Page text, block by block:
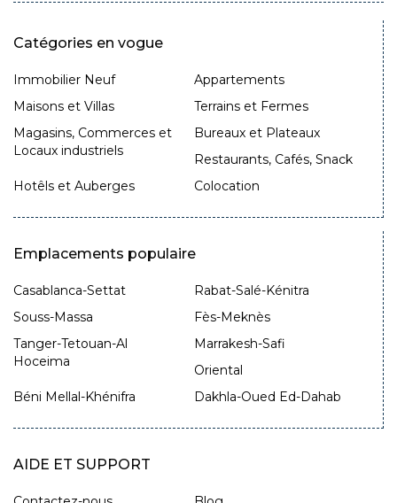
Catégories en vogue
Immobilier Neuf
Appartements
Maisons et Villas
Terrains et Fermes
Magasins, Commerces et
Locaux industriels
Bureaux et Plateaux
Restaurants, Cafés, Snack
Hotêls et Auberges
Colocation
Emplacements populaire
Casablanca-Settat
Rabat-Salé-Kénitra
Souss-Massa
Fès-Meknès
Tanger-Tetouan-Al
Hoceima
Marrakesh-Safi
Oriental
Béni Mellal-Khénifra
Dakhla-Oued Ed-Dahab
AIDE ET SUPPORT